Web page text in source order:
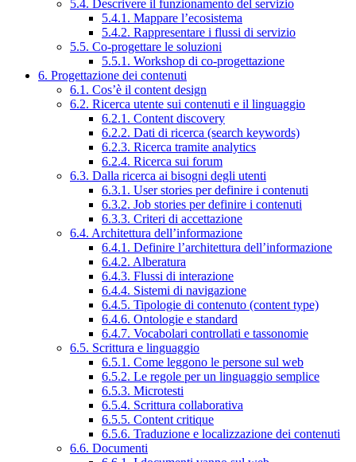
5.4. Descrivere il funzionamento del servizio
5.4.1. Mappare l’ecosistema
5.4.2. Rappresentare i flussi di servizio
5.5. Co-progettare le soluzioni
5.5.1. Workshop di co-progettazione
6. Progettazione dei contenuti
6.1. Cos’è il content design
6.2. Ricerca utente sui contenuti e il linguaggio
6.2.1. Content discovery
6.2.2. Dati di ricerca (search keywords)
6.2.3. Ricerca tramite analytics
6.2.4. Ricerca sui forum
6.3. Dalla ricerca ai bisogni degli utenti
6.3.1. User stories per definire i contenuti
6.3.2. Job stories per definire i contenuti
6.3.3. Criteri di accettazione
6.4. Architettura dell’informazione
6.4.1. Definire l’architettura dell’informazione
6.4.2. Alberatura
6.4.3. Flussi di interazione
6.4.4. Sistemi di navigazione
6.4.5. Tipologie di contenuto (content type)
6.4.6. Ontologie e standard
6.4.7. Vocabolari controllati e tassonomie
6.5. Scrittura e linguaggio
6.5.1. Come leggono le persone sul web
6.5.2. Le regole per un linguaggio semplice
6.5.3. Microtesti
6.5.4. Scrittura collaborativa
6.5.5. Content critique
6.5.6. Traduzione e localizzazione dei contenuti
6.6. Documenti